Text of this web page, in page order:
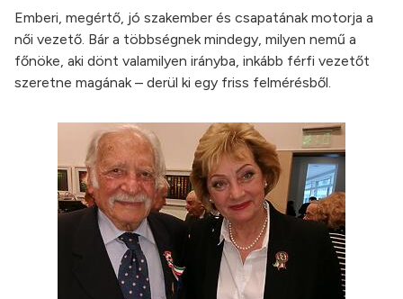
Emberi, megértő, jó szakember és csapatának motorja a
női vezető. Bár a többségnek mindegy, milyen nemű a
főnöke, aki dönt valamilyen irányba, inkább férfi vezetőt
szeretne magának – derül ki egy friss felmérésből.